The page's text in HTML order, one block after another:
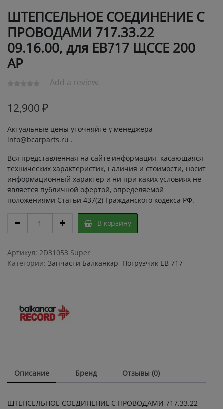
ШТЕПСЕЛЬНОЕ СОЕДИНЕНИЕ С
ПРОВОДАМИ 717.33.22
09.16.00, для ЕВ717 ЩССЕ 200
АР
Add a review.
12,900 ₽
Актуальные цены уточняйте у менеджера
info@bcarparts.ru .
Вся представленная на сайте информация, касающаяся
технических характеристик, наличия и стоимости, носит
информационный характер и ни при каких условиях не
является публичной офертой, определяемой
положениями Статьи 437(2) Гражданского кодекса РФ.
ШТЕПСЕЛЬНОЕ
СОЕДИНЕНИЕ
ПРОВОДАМИ
717.33.22
09.16.00,
200
АР
В корзину
Артикул: 2D31053 Super
Категории: Запчасти Балканкар, Погрузчик ЕВ 717
Описание Бренд Отзывы (0)
ШТЕПСЕЛЬНОЕ СОЕДИНЕНИЕ С ПРОВОДАМИ 717.33.22